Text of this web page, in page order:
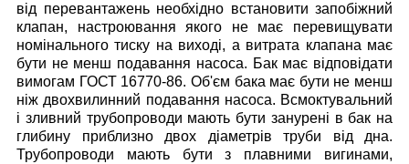
від перевантажень необхідно встановити запобіжний
клапан, настроювання якого не має перевищувати
номінального тиску на виході, а витрата клапана має
бути не менш подавання насоса. Бак має відповідати
вимогам ГОСТ 16770-86. Об'єм бака має бути не менш
ніж двохвилинний подавання насоса. Всмоктувальний
і зливний трубопроводи мають бути занурені в бак на
глибину приблизно двох діаметрів труби від дна.
Трубопроводи мають бути з плавними вигинами,